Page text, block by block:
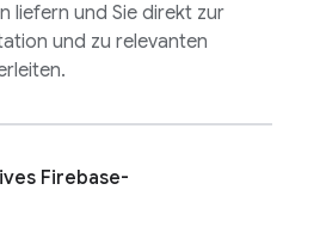
liefern und Sie direkt zur
und zu relevanten
Firebase-